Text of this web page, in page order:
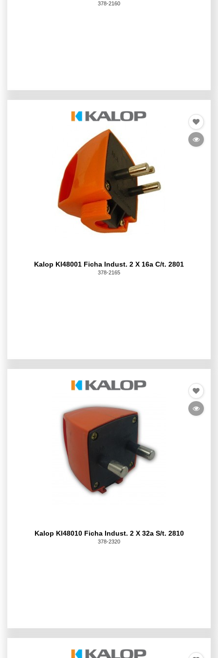
378-2160
Kalop Kl48001 Ficha Indust. 2 X 16a C/t. 2801
378-2165
Kalop Kl48010 Ficha Indust. 2 X 32a S/t. 2810
378-2320